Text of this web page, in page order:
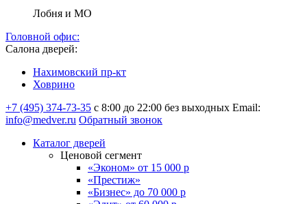
Лобня и МО
Головной офис:
Салона дверей:
Нахимовский пр-кт
Ховрино
+7 (495) 374-73-35 с 8:00 до 22:00 без выходных Email:
info@medver.ru Обратный звонок
Каталог дверей
Ценовой сегмент
«Эконом» от 15 000 р
«Престиж»
«Бизнес» до 70 000 р